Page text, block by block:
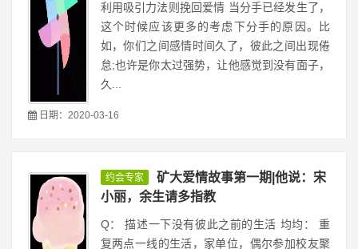
利用吸引力法则挽回爱情 当分手已经发生了，
这个时候应该更多的考虑下分手的原因。比
如，你们之间感情时间久了，彼此之间出现倦
怠;也许是你太过强势，让他感觉到没有面子，
久...
日期：2020-03-16
约会专家
矿大爱情故事第一期|他说：宋
小丽，余生请多指教
Q： 描述一下没有彼此之前的生活 均均： 重
复两点一线的生活，家单位，偶尔参加校友聚